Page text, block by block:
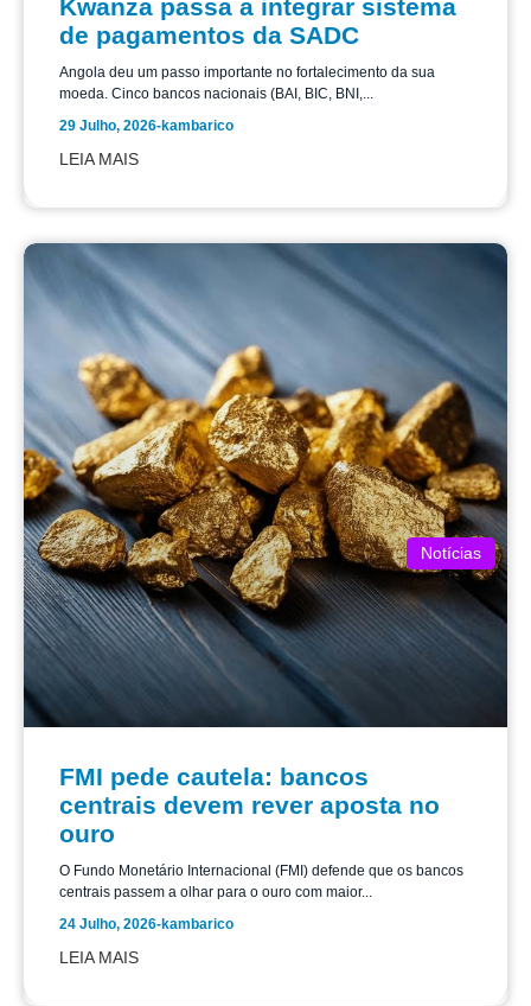
Kwanza passa a integrar sistema
de pagamentos da SADC
Angola deu um passo importante no fortalecimento da sua
moeda. Cinco bancos nacionais (BAI, BIC, BNI,...
29 Julho, 2026-kambarico
LEIA MAIS
Notícias
FMI pede cautela: bancos
centrais devem rever aposta no
ouro
O Fundo Monetário Internacional (FMI) defende que os bancos
centrais passem a olhar para o ouro com maior...
24 Julho, 2026-kambarico
LEIA MAIS